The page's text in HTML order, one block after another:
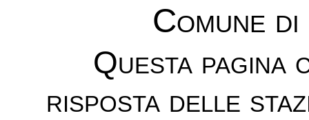
Comune di
Questa
risposta delle